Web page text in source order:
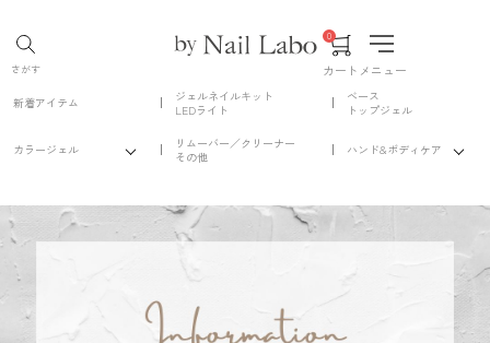
さがす カート
0
メニュー
新着アイテム
ジェルネイルキット
LEDライト
ベース
トップジェル
カラージェル
リムーバー／クリーナー
その他
ハンド&ボディケア